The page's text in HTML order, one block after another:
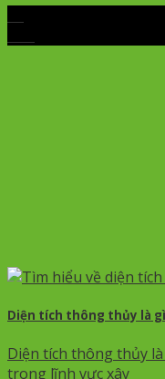
Diện tích thông thủy là
Diện tích thông thủy
trong lĩnh vực xây